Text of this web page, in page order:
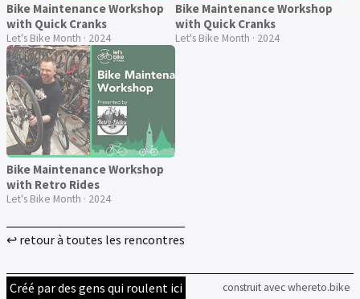
Bike Maintenance Workshop
with Quick Cranks
Let's Bike Month · 2024
Bike Maintenance Workshop
with Quick Cranks
Let's Bike Month · 2024
Bike Maintenance Workshop
with Retro Rides
Let's Bike Month · 2024
↩ retour à toutes les rencontres
Créé par des gens qui roulent ici construit avec whereto.bike